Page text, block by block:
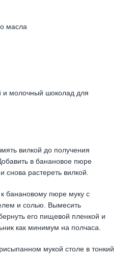
масла
и молочный шоколад для
вилкой до получения
в банановое пюре
снова растереть вилкой.
банановому пюре муку с
и солью. Вымесить
его пищевой пленкой и
как минимум на полчаса.
мукой столе в тонкий